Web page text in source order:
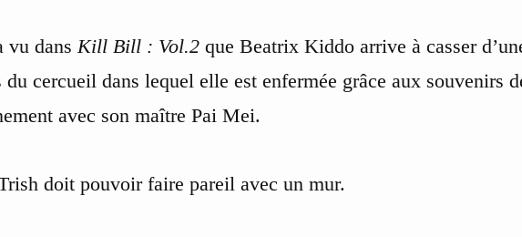
vu dansKill Bill : Vol.2 que Beatrix Kiddo arrive à casser
du cercueil dans lequel elle est enfermée grâce aux souvenirs
avec son maître Pai Mei.
doit pouvoir faire pareil avec un mur.